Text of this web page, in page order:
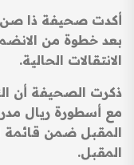
أكدت صحيفة ذا صن
بعد خطوة من
الانتقالات الحالية.
ذكرت الصحيفة أن
مع أسطورة ريال
المقبل ضمن قائمة
المقبل.